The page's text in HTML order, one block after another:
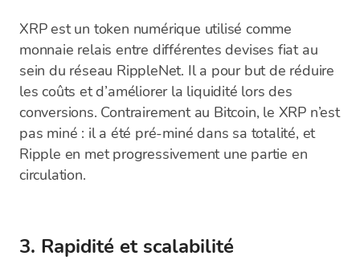
XRP est un token numérique utilisé comme
monnaie relais entre différentes devises fiat au
sein du réseau RippleNet. Il a pour but de réduire
les coûts et d’améliorer la liquidité lors des
conversions. Contrairement au Bitcoin, le XRP n’est
pas miné : il a été pré-miné dans sa totalité, et
Ripple en met progressivement une partie en
circulation.
3. Rapidité et scalabilité